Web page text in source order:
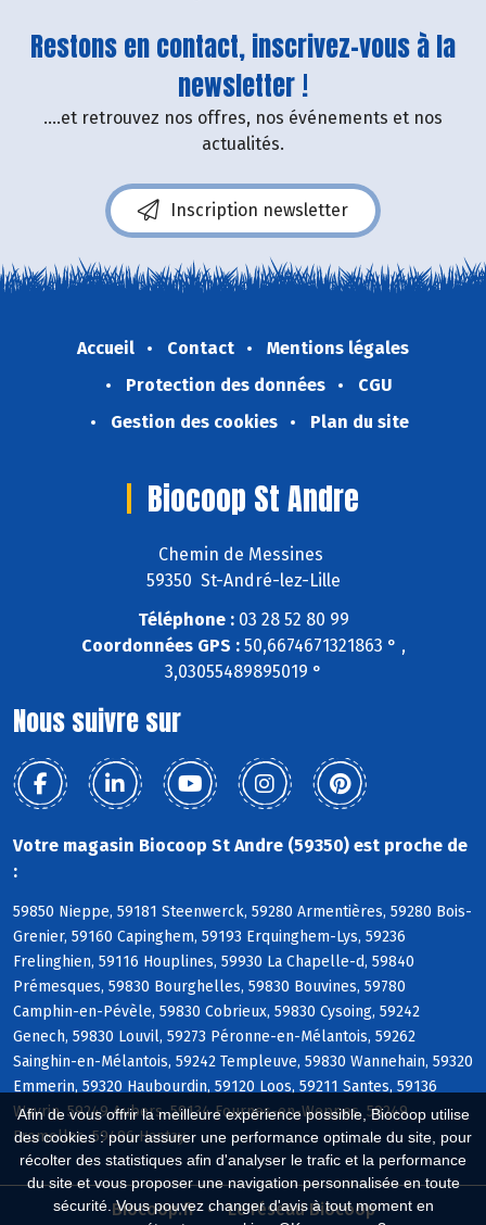
Afin de vous offrir la meilleure expérience possible, Biocoop utilise
des cookies : pour assurer une performance optimale du site, pour
récolter des statistiques afin d'analyser le trafic et la performance
du site et vous proposer une navigation personnalisée en toute
sécurité. Vous pouvez changer d'avis à tout moment en
Restons en contact, inscrivez-vous à la
newsletter !
....et retrouvez nos offres, nos événements et nos
actualités.
Inscription newsletter
Accueil Contact
Mentions légales
Protection des données
CGU
Gestion des cookies
Plan du site
Biocoop St Andre
Chemin de Messines
59350 St-André-lez-Lille
Téléphone :03 28 52 80 99
Coordonnées GPS :50,6674671321863 ° ,
3,03055489895019 °
Nous suivre sur
Votre magasin Biocoop St Andre (59350) est proche de
:
59850 Nieppe, 59181 Steenwerck, 59280 Armentières, 59280 Bois-
Grenier, 59160 Capinghem, 59193 Erquinghem-Lys, 59236
Frelinghien, 59116 Houplines, 59930 La Chapelle-d, 59840
Prémesques, 59830 Bourghelles, 59830 Bouvines, 59780
Camphin-en-Pévèle, 59830 Cobrieux, 59830 Cysoing, 59242
Genech, 59830 Louvil, 59273 Péronne-en-Mélantois, 59262
Sainghin-en-Mélantois, 59242 Templeuve, 59830 Wannehain, 59320
Emmerin, 59320 Haubourdin, 59120 Loos, 59211 Santes, 59136
Wavrin, 59249 Aubers, 59134 Fournes-en-Weppes, 59249
Fromelles, 59496 Hantay
Biocoop.fr Le réseau Biocoop